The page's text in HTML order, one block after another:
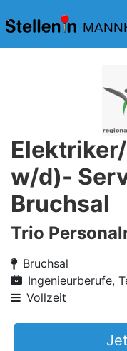
w/d)-
Bruchsal
Trio
Bruchsal
Ingenieurberufe,
Vollzeit